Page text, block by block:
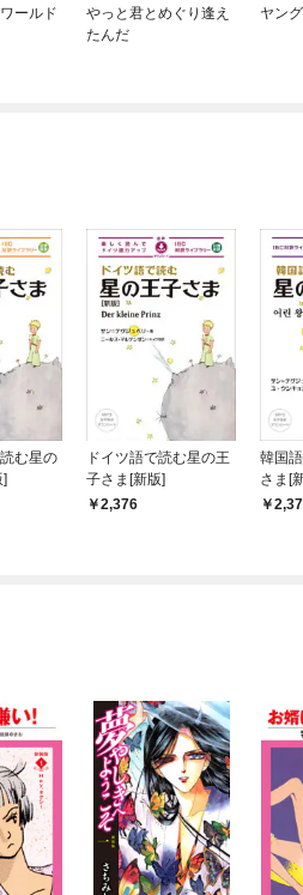
ールド
やっと君とめぐり逢え
たんだ
ヤン
む星の
ドイツ語で読む星の王
子さま[新版]
2,376
韓国
さま[